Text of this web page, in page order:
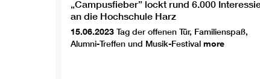
„Campusfieber” lockt rund 6.000
an die Hochschule Harz
15.06.2023 Tag der offenen Tür, Familienspaß,
Alumni-Treffen und Musik-Festival more